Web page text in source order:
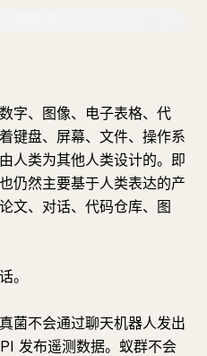
字、图像、电子表格、代
键盘、屏幕、文件、操作系
人类为其他人类设计的。即
仍然主要基于人类表达的产
文、对话、代码仓库、图
。
菌不会通过聊天机器人发出
发布遥测数据。蚁群不会